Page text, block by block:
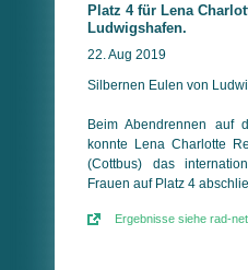
Platz 4 für Lena
Ludwigshafen.
22. Aug 2019
Silbernen Eulen von
Beim Abendrennen auf
konnte Lena Charlotte
(Cottbus) das
Frauen auf Platz 4
Ergebnisse siehe rad-